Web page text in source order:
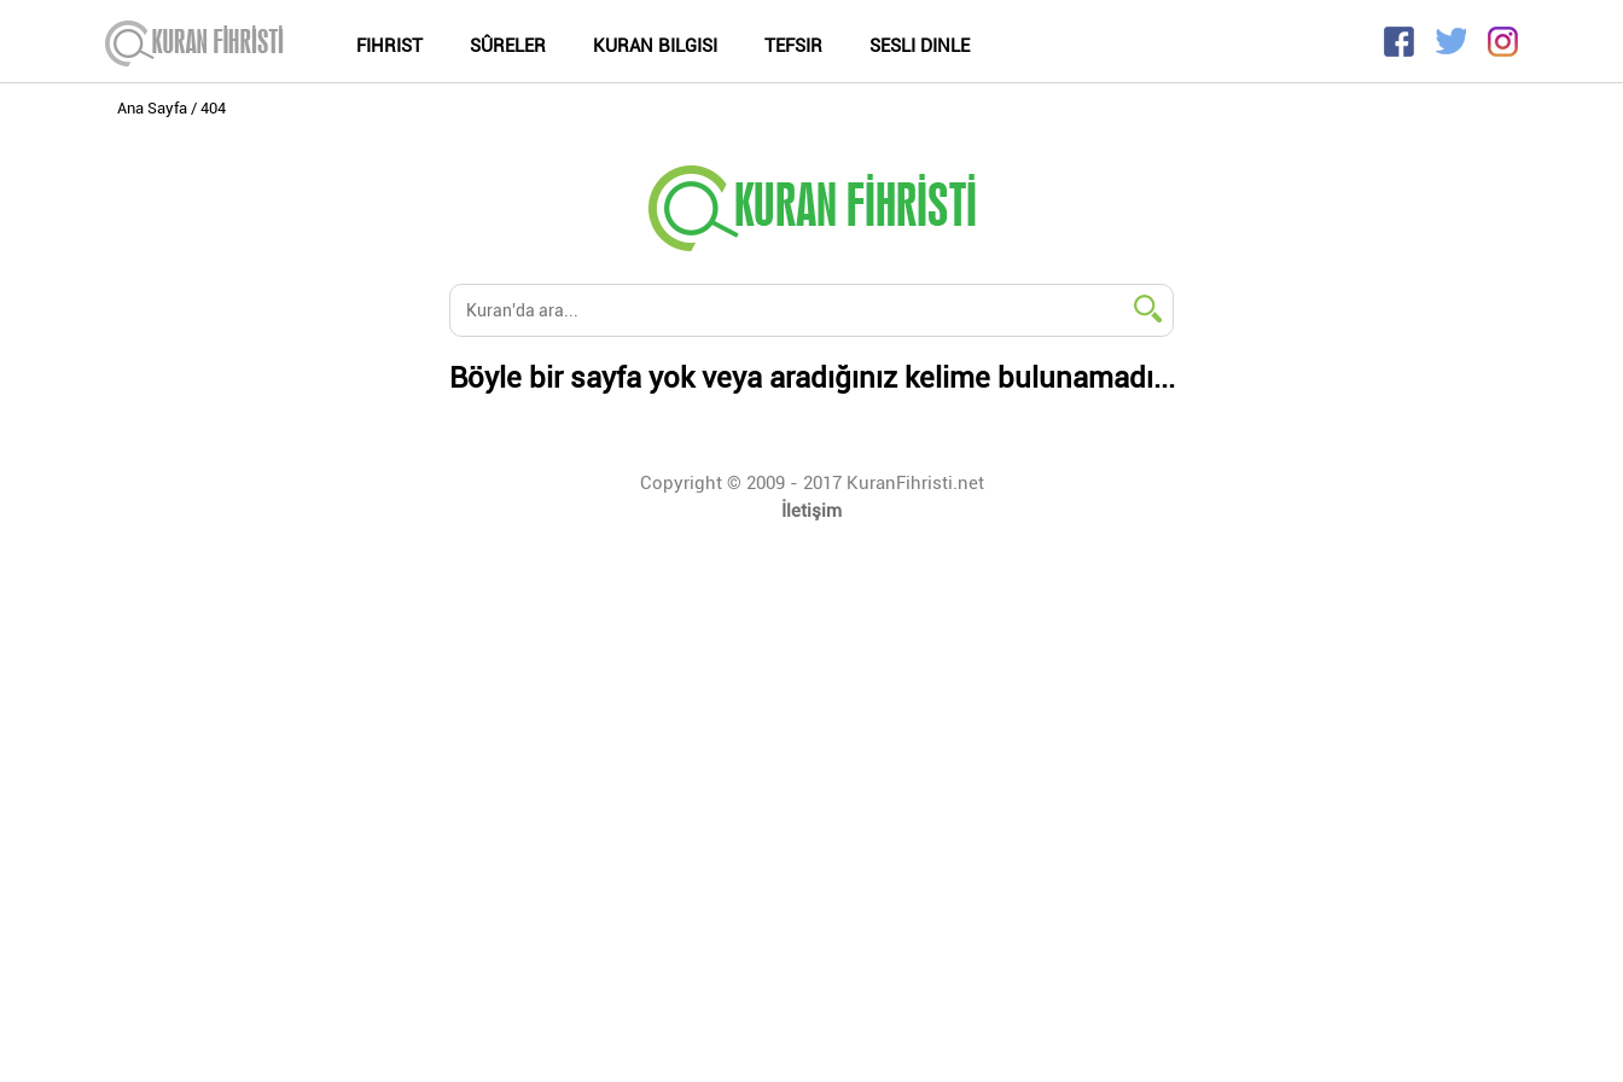
FIHRIST SÛRELER KURAN BILGISI TEFSIR SESLI DINLE
Ana Sayfa 404
Böyle bir sayfa yok veya aradığınız kelime bulunamadı...
Copyright © 2009 - 2017 KuranFihristi.net
İletişim